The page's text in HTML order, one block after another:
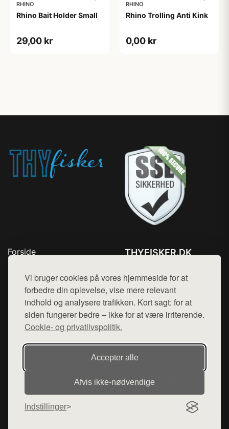
Vi bruger cookies på vores hjemmeside for at
forbedre din oplevelse, vise mere relevant
indhold og analysere trafikken. Kort sagt: for at
siden fungerer bedre – ikke for at være irriterende.
Cookie- og privatlivspolitik.
Accepter alle
Afvis ikke‑nødvendige
Indstillinger
RHINO
Rhino Bait Holder Small
29,00 kr
RHINO
Rhino Trolling Anti Kink
0,00 kr
Forside
Top Rabatter
Kontakt
THYFISKER.DK
Mail: hej@want.dk
Cookie- og privatlivspolitik
Denne side er en del af want.dk, der udgiver en række
hjemmesider med præsentation af forskellige produkter fra
diverse webshops. Der sælges ikke varer fra denne side - vi
henviser til de shops, som sælger varen. Vi har heller ikke
varerne på lager.